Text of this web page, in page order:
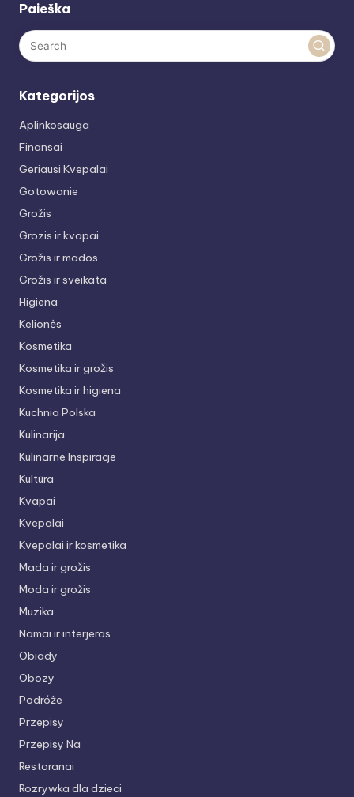
Paieška
Kategorijos
Aplinkosauga
Finansai
Geriausi Kvepalai
Gotowanie
Grožis
Grozis ir kvapai
Grožis ir mados
Grožis ir sveikata
Higiena
Kelionės
Kosmetika
Kosmetika ir grožis
Kosmetika ir higiena
Kuchnia Polska
Kulinarija
Kulinarne Inspiracje
Kultūra
Kvapai
Kvepalai
Kvepalai ir kosmetika
Mada ir grožis
Moda ir grožis
Muzika
Namai ir interjeras
Obiady
Obozy
Podróże
Przepisy
Przepisy Na
Restoranai
Rozrywka dla dzieci